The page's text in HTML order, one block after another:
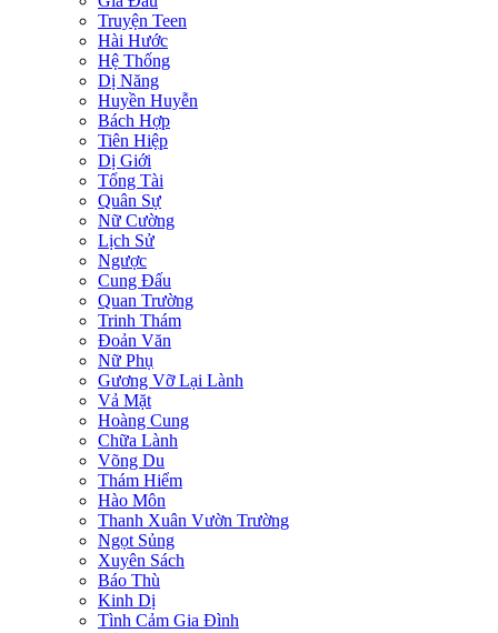
Truyện Teen
Hài Hước
Hệ Thống
Dị Năng
Huyền Huyễn
Bách Hợp
Tiên Hiệp
Dị Giới
Tổng Tài
Quân Sự
Nữ Cường
Lịch Sử
Ngược
Cung Đấu
Quan Trường
Trinh Thám
Đoản Văn
Nữ Phụ
Gương Vỡ Lại Lành
Vả Mặt
Hoàng Cung
Chữa Lành
Võng Du
Thám Hiểm
Hào Môn
Thanh Xuân Vườn Trường
Ngọt Sủng
Xuyên Sách
Báo Thù
Kinh Dị
Tình Cảm Gia Đình